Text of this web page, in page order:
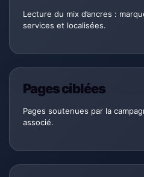
Lecture du mix d’ancres :
services et localisées.
Pages ciblées
Pages soutenues par la
associé.